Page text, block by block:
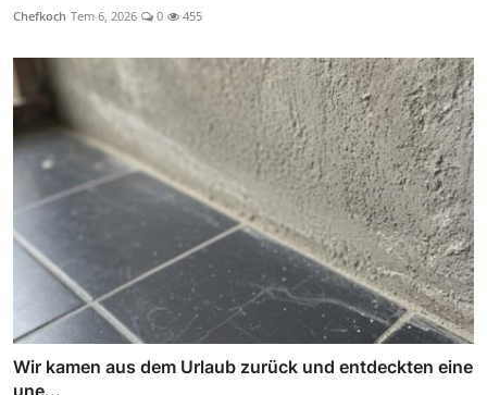
Chefkoch Tem 6, 2026 0 455
Wir kamen aus dem Urlaub zurück und entdeckten eine
une...